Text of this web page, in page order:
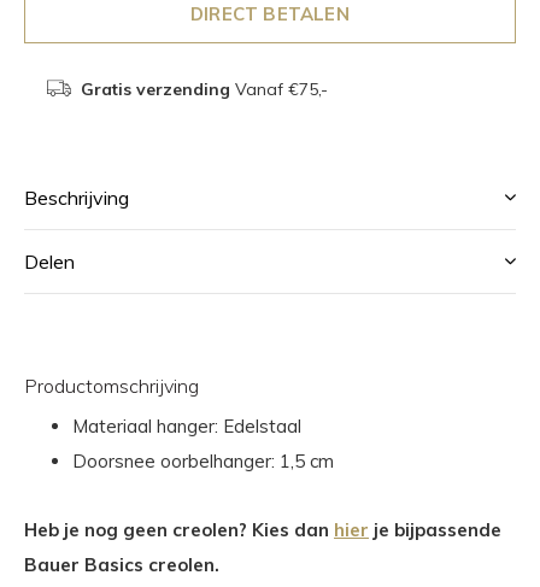
DIRECT BETALEN
Gratis verzending Vanaf €75,-
Beschrijving
Delen
Productomschrijving
Materiaal hanger: Edelstaal
Doorsnee oorbelhanger: 1,5 cm
Heb je nog geen creolen? Kies dan hier je bijpassende
Bauer Basics creolen.